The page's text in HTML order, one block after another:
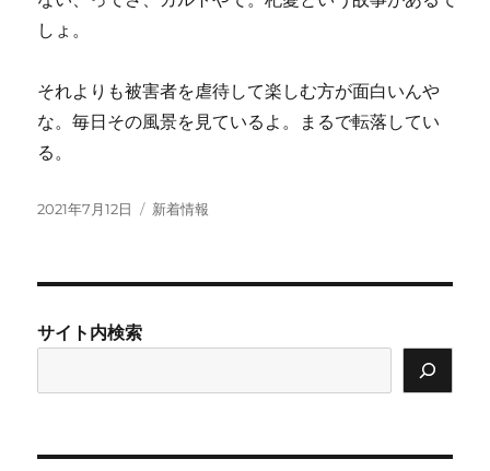
しょ。
それよりも被害者を虐待して楽しむ方が面白いんや
な。毎日その風景を見ているよ。まるで転落してい
る。
投
2021年7月12日
カ
新着情報
サイト内検索